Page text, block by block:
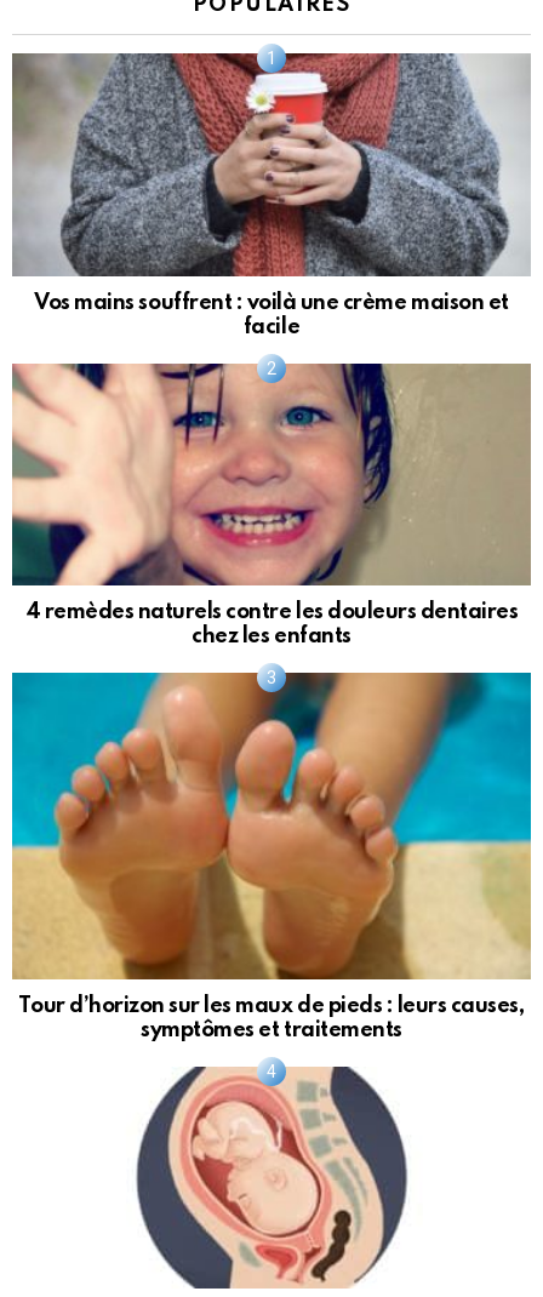
POPULAIRES
Vos mains souffrent : voilà une crème maison et
facile
4 remèdes naturels contre les douleurs dentaires
chez les enfants
Tour d’horizon sur les maux de pieds : leurs causes,
symptômes et traitements